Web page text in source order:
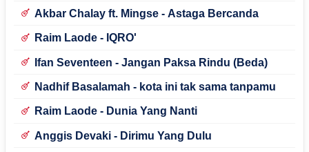
Akbar Chalay ft. Mingse - Astaga Bercanda
Raim Laode - IQRO'
Ifan Seventeen - Jangan Paksa Rindu (Beda)
Nadhif Basalamah - kota ini tak sama tanpamu
Raim Laode - Dunia Yang Nanti
Anggis Devaki - Dirimu Yang Dulu